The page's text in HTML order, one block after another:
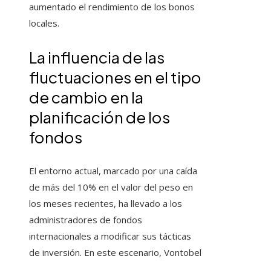
aumentado el rendimiento de los bonos
locales.
La influencia de las
fluctuaciones en el tipo
de cambio en la
planificación de los
fondos
El entorno actual, marcado por una caída
de más del 10% en el valor del peso en
los meses recientes, ha llevado a los
administradores de fondos
internacionales a modificar sus tácticas
de inversión. En este escenario, Vontobel